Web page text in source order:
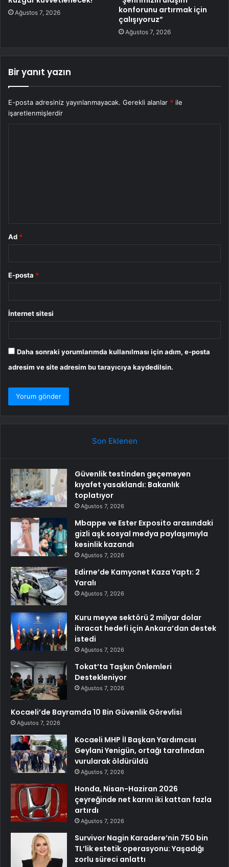
Ağustos 7, 2026
konforunu artırmak için
çalışıyoruz”
Ağustos 7, 2026
Bir yanıt yazın
E-posta adresiniz yayınlanmayacak. Gerekli alanlar * ile
işaretlenmişlerdir
Ad *
E-posta *
İnternet sitesi
Daha sonraki yorumlarımda kullanılması için adım, e-posta
adresim ve site adresim bu tarayıcıya kaydedilsin.
Son Eklenen
Güvenlik testinden geçemeyen
kıyafet yasaklandı: Bakanlık
toplatıyor
Ağustos 7, 2026
Mbappe ve Ester Exposito arasındaki
gizli aşk sosyal medya paylaşımıyla
kesinlik kazandı
Ağustos 7, 2026
Edirne’de Kamyonet Kaza Yaptı: 2
Yaralı
Ağustos 7, 2026
Kuru meyve sektörü 2 milyar dolar
ihracat hedefi için Ankara’dan destek
istedi
Ağustos 7, 2026
Tokat’ta Taşkın Önlemleri
Destekleniyor
Ağustos 7, 2026
Kocaeli’de Bayramda 10 Bin Güvenlik Görevlisi
Ağustos 7, 2026
Kocaeli MHP İl Başkan Yardımcısı
Geylani Yenigün, ortağı tarafından
vurularak öldürüldü
Ağustos 7, 2026
Honda, Nisan-Haziran 2026
çeyreğinde net karını iki kattan fazla
artırdı
Ağustos 7, 2026
Survivor Nagin Karadere’nin 750 bin
TL’lik estetik operasyonu: Yaşadığı
zorlu süreci anlattı